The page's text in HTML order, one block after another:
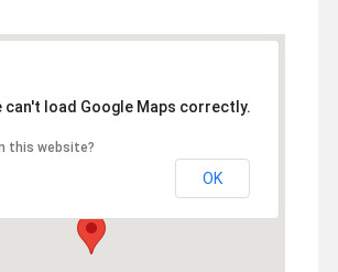
can't load Google Maps correctly.
this website?
OK